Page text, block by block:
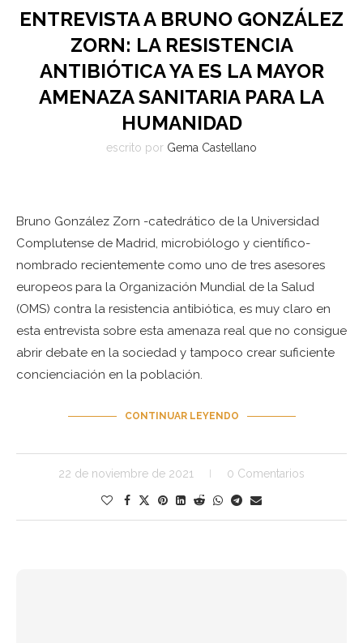
ENTREVISTA A BRUNO GONZÁLEZ
ZORN: LA RESISTENCIA
ANTIBIÓTICA YA ES LA MAYOR
AMENAZA SANITARIA PARA LA
HUMANIDAD
escrito por Gema Castellano
Bruno González Zorn -catedrático de la Universidad
Complutense de Madrid, microbiólogo y científico-
nombrado recientemente como uno de tres asesores
europeos para la Organización Mundial de la Salud
(OMS) contra la resistencia antibiótica, es muy claro en
esta entrevista sobre esta amenaza real que no consigue
abrir debate en la sociedad y tampoco crear suficiente
concienciación en la población.
CONTINUAR LEYENDO
22 de noviembre de 2021 0 Comentarios